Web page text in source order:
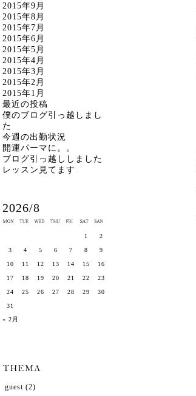
2015年9月
2015年8月
2015年7月
2015年6月
2015年5月
2015年4月
2015年3月
2015年2月
2015年1月
最近の投稿
僕のブログ引っ越しまし
た
今週の出勤状況
開運パーマに。。
ブログ引っ越ししました
レッスン見てます
2026/8
« 2月
1 2
3 4 5 6 7 8 9
10 11 12 13 14 15 16
17 18 19 20 21 22 23
24 25 26 27 28 29 30
31
guest (2)